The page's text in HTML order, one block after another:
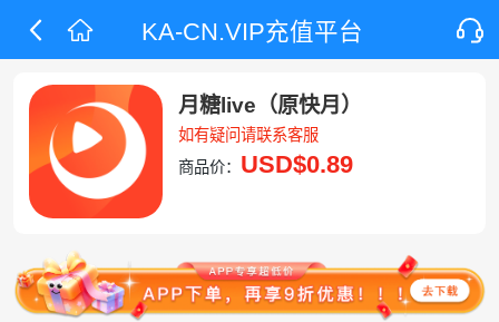
KA-CN.VIP充值平台
月糖live（原快月）
如有疑问请联系客服
商品价： USD$0.89